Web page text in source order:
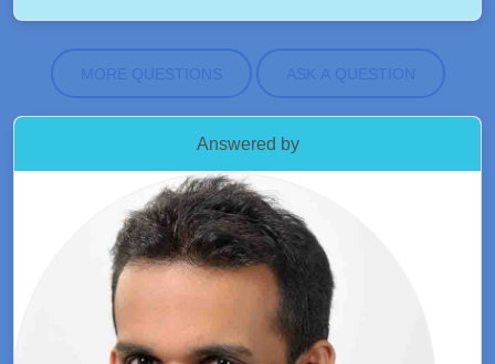
MORE QUESTIONS ASK A QUESTION
Answered by